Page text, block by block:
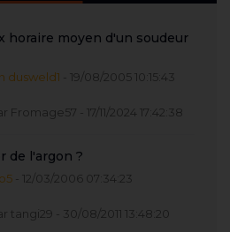
horaire moyen d'un soudeur
dusweld1 - 19/08/2005 10:15:43
- 17/11/2024 17:42:38
de l'argon ?
- 12/03/2006 07:34:23
tangi29 - 30/08/2011 13:48:20